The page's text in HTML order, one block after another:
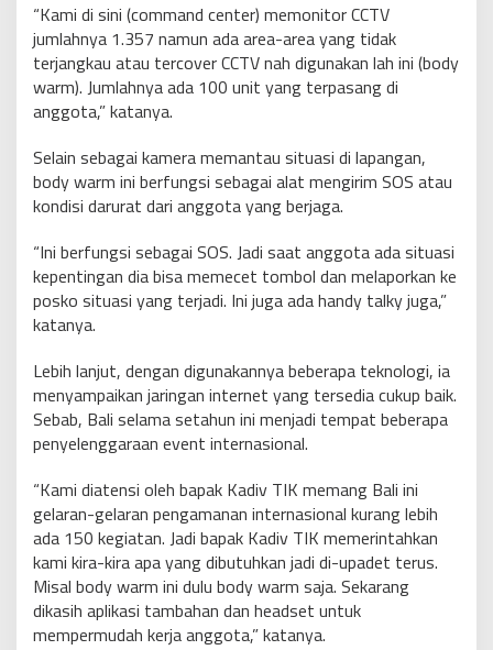
“Kami di sini (command center) memonitor CCTV
jumlahnya 1.357 namun ada area-area yang tidak
terjangkau atau tercover CCTV nah digunakan lah ini (body
warm). Jumlahnya ada 100 unit yang terpasang di
anggota,” katanya.
Selain sebagai kamera memantau situasi di lapangan,
body warm ini berfungsi sebagai alat mengirim SOS atau
kondisi darurat dari anggota yang berjaga.
“Ini berfungsi sebagai SOS. Jadi saat anggota ada situasi
kepentingan dia bisa memecet tombol dan melaporkan ke
posko situasi yang terjadi. Ini juga ada handy talky juga,”
katanya.
Lebih lanjut, dengan digunakannya beberapa teknologi, ia
menyampaikan jaringan internet yang tersedia cukup baik.
Sebab, Bali selama setahun ini menjadi tempat beberapa
penyelenggaraan event internasional.
“Kami diatensi oleh bapak Kadiv TIK memang Bali ini
gelaran-gelaran pengamanan internasional kurang lebih
ada 150 kegiatan. Jadi bapak Kadiv TIK memerintahkan
kami kira-kira apa yang dibutuhkan jadi di-upadet terus.
Misal body warm ini dulu body warm saja. Sekarang
dikasih aplikasi tambahan dan headset untuk
mempermudah kerja anggota,” katanya.